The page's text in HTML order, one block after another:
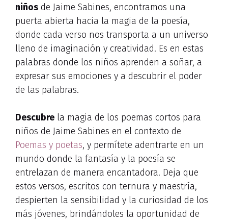
niños de Jaime Sabines, encontramos una
puerta abierta hacia la magia de la poesía,
donde cada verso nos transporta a un universo
lleno de imaginación y creatividad. Es en estas
palabras donde los niños aprenden a soñar, a
expresar sus emociones y a descubrir el poder
de las palabras.
Descubre la magia de los poemas cortos para
niños de Jaime Sabines en el contexto de
Poemas y poetas, y permítete adentrarte en un
mundo donde la fantasía y la poesía se
entrelazan de manera encantadora. Deja que
estos versos, escritos con ternura y maestría,
despierten la sensibilidad y la curiosidad de los
más jóvenes, brindándoles la oportunidad de